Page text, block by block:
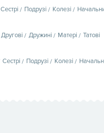
Сестрі Подрузі Колезі
Другові Дружині Матері Татові
Сестрі Подрузі Колезі